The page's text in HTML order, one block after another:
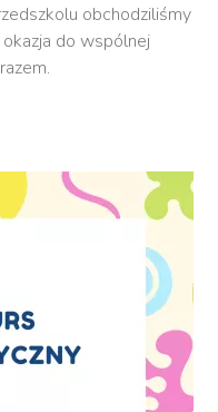
obchodziliśmy
okazja do wspólnej